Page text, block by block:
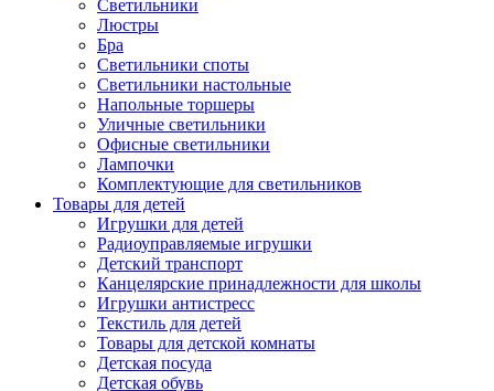
Светильники
Люстры
Бра
Светильники споты
Светильники настольные
Напольные торшеры
Уличные светильники
Офисные светильники
Лампочки
Комплектующие для светильников
Товары для детей
Игрушки для детей
Радиоуправляемые игрушки
Детский транспорт
Канцелярские принадлежности для школы
Игрушки антистресс
Текстиль для детей
Товары для детской комнаты
Детская посуда
Детская обувь